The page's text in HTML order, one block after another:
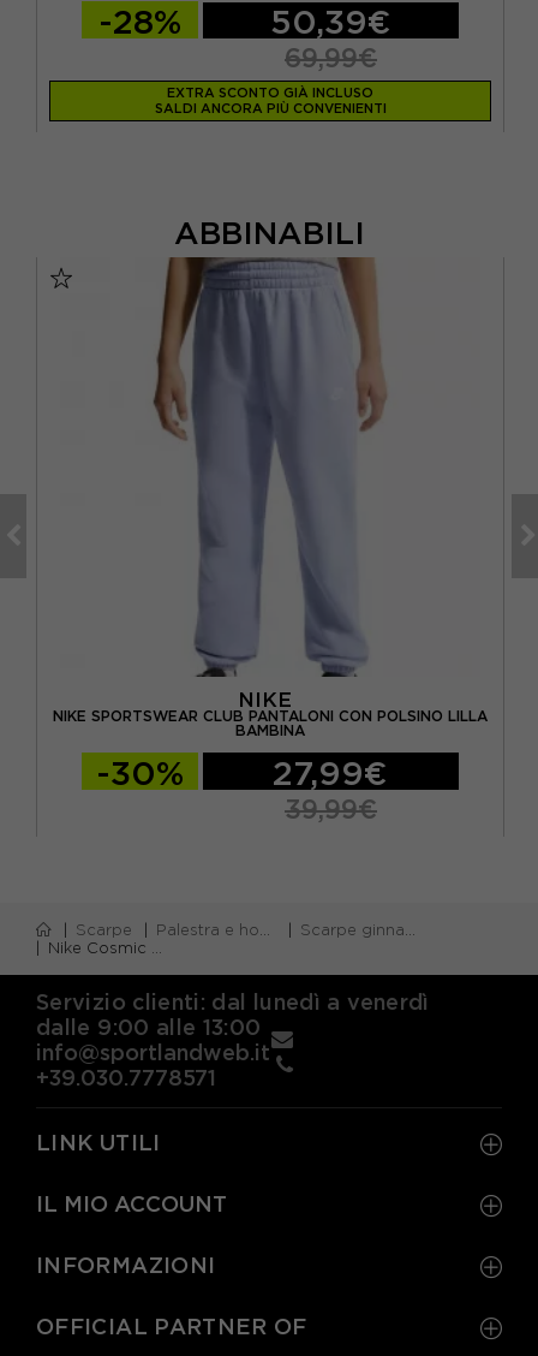
-28% 50,39€
69,99€
EXTRA SCONTO GIÀ INCLUSO
SALDI ANCORA PIÙ CONVENIENTI
ABBINABILI
NIKE
NIKE SPORTSWEAR CLUB PANTALONI CON POLSINO LILLA
BAMBINA
-30% 27,99€
39,99€
Scarpe Palestra e home gym
Scarpe ginnastica bambino
Nike Cosmic Runner Td Viola Arancio - Scarpe Da Ginnastica Bambina
Servizio clienti: dal lunedì a venerdì
dalle 9:00 alle 13:00
info@sportlandweb.it
+39.030.7778571
LINK UTILI
IL MIO ACCOUNT
INFORMAZIONI
OFFICIAL PARTNER OF